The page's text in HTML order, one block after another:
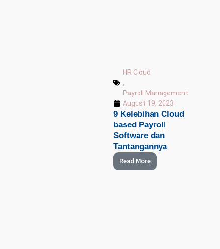
HR Cloud
,
Payroll Management
August 19, 2023
9 Kelebihan Cloud
based Payroll
Software dan
Tantangannya
Read More